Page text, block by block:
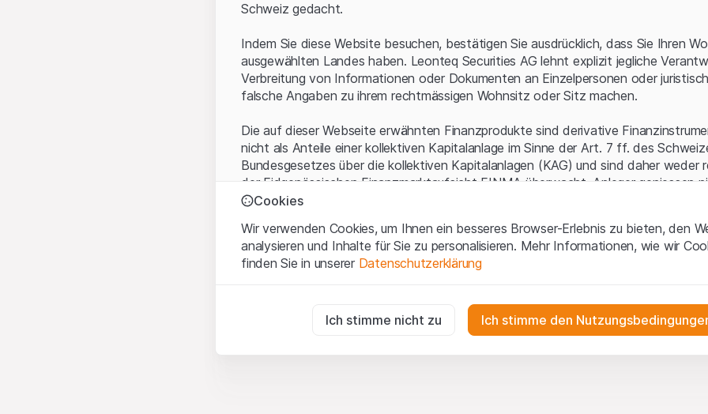
Schweiz gedacht.
Indem Sie diese Website besuchen, bestätigen Sie ausdrücklich, dass Sie Ihren
ausgewählten Landes haben. Leonteq Securities AG lehnt explizit jegliche
Verbreitung von Informationen oder Dokumenten an Einzelpersonen oder
falsche Angaben zu ihrem rechtmässigen Wohnsitz oder Sitz machen.
Die auf dieser Webseite erwähnten Finanzprodukte sind derivative
nicht als Anteile einer kollektiven Kapitalanlage im Sinne der Art. 7 ff. des
Bundesgesetzes über die kollektiven Kapitalanlagen (KAG) und sind daher weder
der Eidgenössischen Finanzmarktaufsicht FINMA überwacht. Anleger geniessen
KAG vermittelten spezifischen Anlegerschutz.
Anwendungsbedingungen und rechtliche Informationen
Mit dem Zugriff auf diese Website der Leonteq Securities AG (die "Website")
rechtlichen Informationen und die wichtigen Hinweise und
Sämtliche Immaterialgüterrechte (wie z.B. Urheber¬, Design¬ und Markenrechte)
Cookies
Wir verwenden Cookies, um Ihnen ein besseres Browser-Erlebnis zu bieten, den
analysieren und Inhalte für Sie zu personalisieren. Mehr Informationen, wie wir
finden Sie in unserer Datenschutzerklärung
Diese Cookies sind für die Website erforderlich und können nicht deaktiviert werden.
Ich stimme nicht zu Ich stimme den